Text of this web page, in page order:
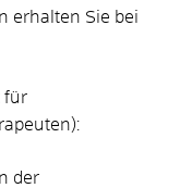
erhalten Sie bei
für
der